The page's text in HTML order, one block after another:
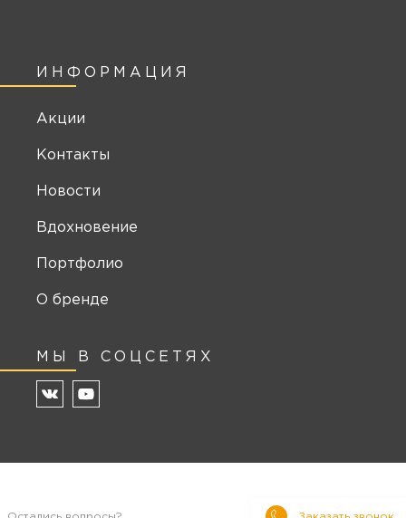
ИНФОРМАЦИЯ
Акции
Контакты
Новости
Вдохновение
Портфолио
О бренде
МЫ В СОЦСЕТЯХ